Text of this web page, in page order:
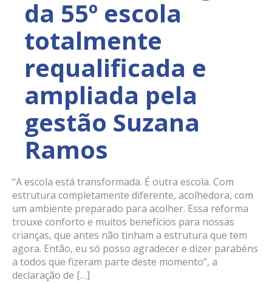
da 55º escola
totalmente
requalificada e
ampliada pela
gestão Suzana
Ramos
“A escola está transformada. É outra escola. Com
estrutura completamente diferente, acolhedora, com
um ambiente preparado para acolher. Essa reforma
trouxe conforto e muitos benefícios para nossas
crianças, que antes não tinham a estrutura que tem
agora. Então, eu só posso agradecer e dizer parabéns
a todos que fizeram parte deste momento”, a
declaração de […]